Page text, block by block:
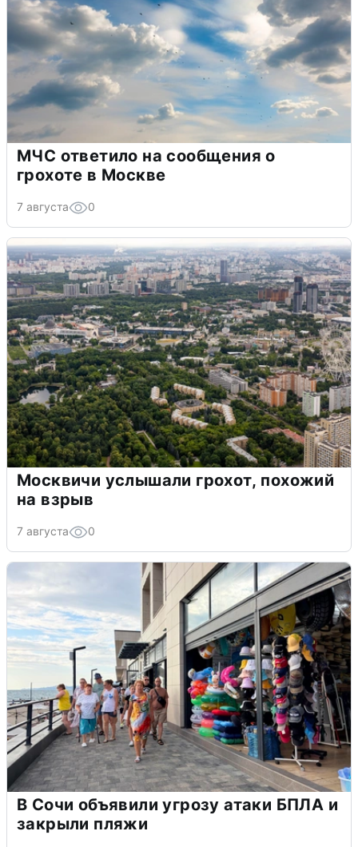
МЧС ответило на сообщения о
грохоте в Москве
7 августа 0
Москвичи услышали грохот, похожий
на взрыв
7 августа 0
В Сочи объявили угрозу атаки БПЛА и
закрыли пляжи